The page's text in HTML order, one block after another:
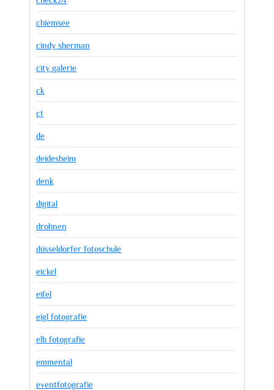
chiemsee
cindy sherman
city galerie
ck
ct
de
deidesheim
denk
digital
drohnen
düsseldorfer fotoschule
eickel
eifel
eigl fotografie
elb fotografie
emmental
eventfotografie